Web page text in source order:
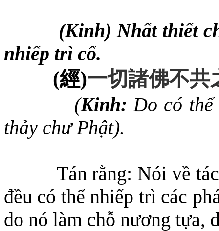
(Kinh) Nhất thiết
nhiếp trì cố.
(經)一切諸佛不共
(Kinh: Do có thể
thảy chư Phật).
Tán rằng: Nói về
đều có thể nhiếp trìcác
do nó làm chỗ nương tựa,